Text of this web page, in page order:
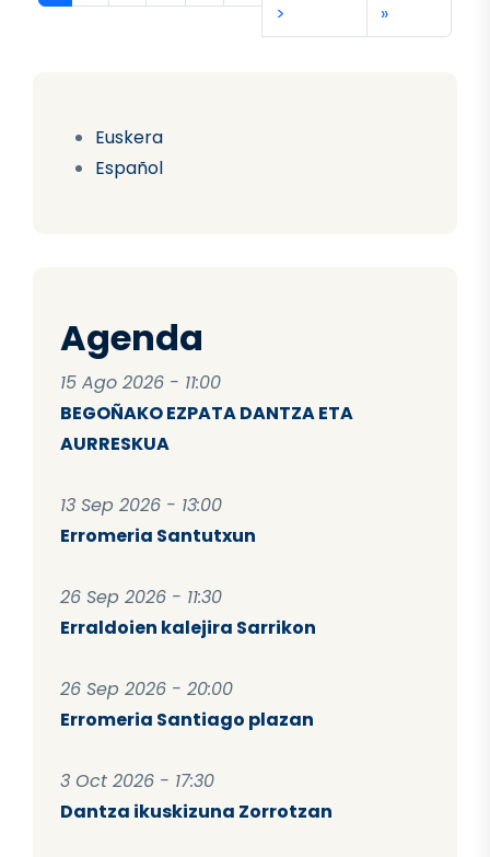
Euskera
Español
Agenda
15 Ago 2026 - 11:00
BEGOÑAKO EZPATA DANTZA ETA
AURRESKUA
13 Sep 2026 - 13:00
Erromeria Santutxun
26 Sep 2026 - 11:30
Erraldoien kalejira Sarrikon
26 Sep 2026 - 20:00
Erromeria Santiago plazan
3 Oct 2026 - 17:30
Dantza ikuskizuna Zorrotzan
>
»